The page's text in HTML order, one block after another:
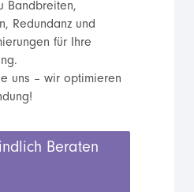
Bandbreiten,
Redundanz und
für Ihre
uns – wir optimieren
Beraten